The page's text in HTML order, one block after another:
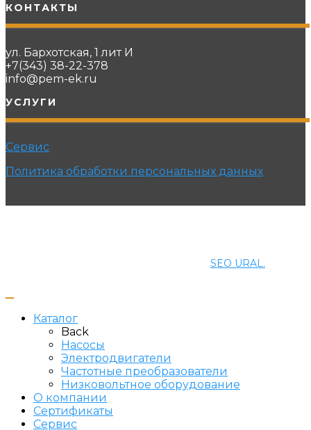
КОНТАКТЫ
ул. Бархотская, 1 лит И
+7(343) 38-22-378
info@pem-ek.ru
УСЛУГИ
Сервис
Политика обработки персональных данных
SEO URAL.
Каталог
Back
Насосы
Электродвигатели
Частотные преобразователи
Низковольтное оборудование
О компании
Сертификаты
Сервис